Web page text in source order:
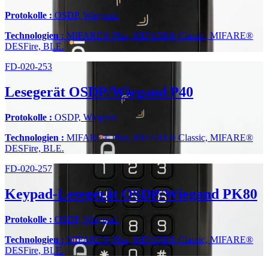
Protokolle : OSDP, Wiegand.
Technologien : MIFARE® Plus, MIFARE® Classic, MIFARE®
DESFire, BLE.
FD-020-253
Lesegerät OSDP/Wiegand P40
Protokolle : OSDP, Wiegand.
Technologien : MIFARE® Plus, MIFARE® Classic, MIFARE®
DESFire, BLE.
FD-020-257
Keypad-Lesegerät OSDP/Wiegand PK80
Protokolle : OSDP, Wiegand.
Technologien : MIFARE® Plus, MIFARE® Classic, MIFARE®
DESFire, BLE.